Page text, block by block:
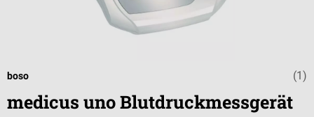
(1)
boso
medicus uno Blutdruckmessgerät